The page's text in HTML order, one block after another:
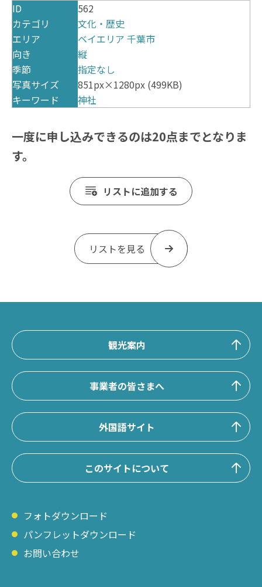
ID
562
カテゴリ
文化・歴史
エリア
ベイエリア 千葉市
向き
縦
季節
指定なし
写真サイズ
851px×1280px (499KB)
キーワード
神社
一度に申し込みできるのは20点までとなりま
す。
リストに追加する
リストを見る
観光案内
事業者の皆さまへ
外国語サイト
このサイトについて
フォトダウンロード
パンフレットダウンロード
お問い合わせ